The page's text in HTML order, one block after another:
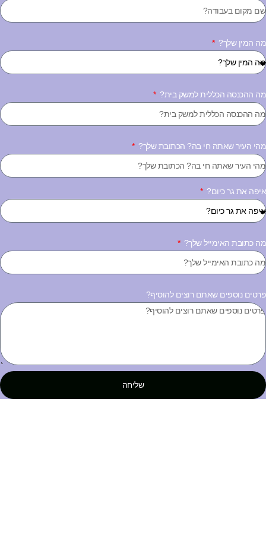
המין שלך?
ההכנסה הכללית למשק בית?
העיר שאתה חי בה? הכתובת שלך?
את גר כיום?
כתובת האימייל שלך?
נוספים שאתם רוצים להוסיף?
שליחה